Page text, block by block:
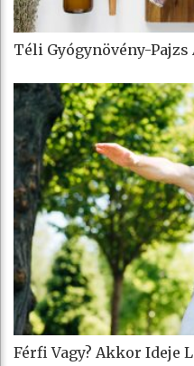
Téli Gyógynövény-Pajzs
Férfi Vagy? Akkor Ideje